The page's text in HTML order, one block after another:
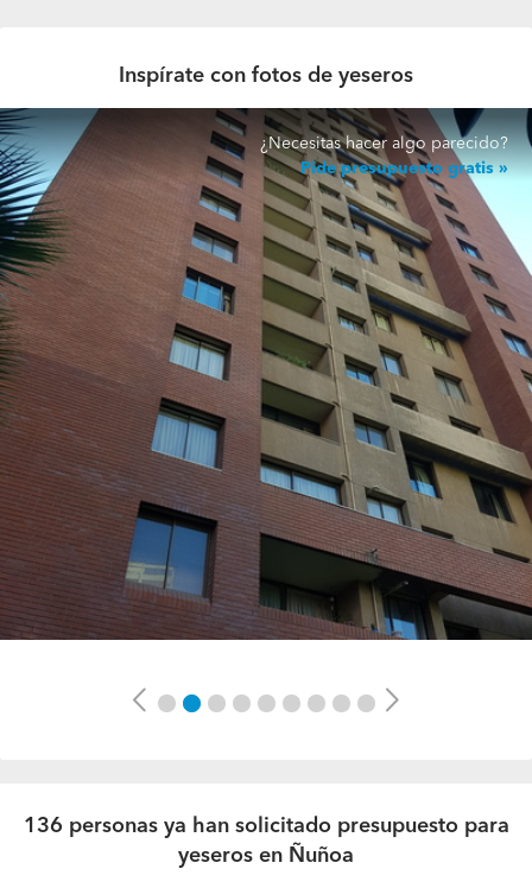
Inspírate con fotos de yeseros
¿Necesitas hacer algo parecido?
Pide presupuesto gratis
Previous Next
136 personas ya han solicitado presupuesto para
yeseros en Ñuñoa